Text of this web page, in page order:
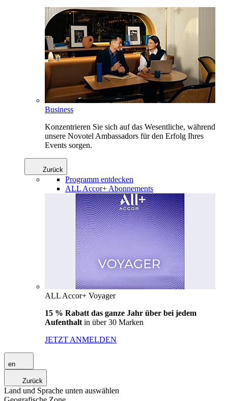
Business
Konzentrieren Sie sich auf das Wesentliche, während
unsere Novotel Ambassadors für den Erfolg Ihres
Events sorgen.
Zurück
Programm entdecken
ALL Accor+ Abonnements
ALL Accor+ Voyager
15 % Rabatt das ganze Jahr über bei jedem
Aufenthalt in über 30 Marken
JETZT ANMELDEN
en
Zurück
Land und Sprache unten auswählen